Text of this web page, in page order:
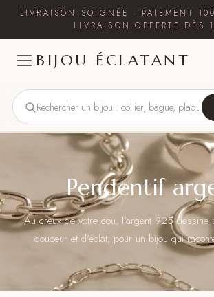
LIVRAISON SOIGNÉE · PAIEMENT
LIVRAISON OFFERTE DÈS
BIJOU ÉCLATANT
Pendentif
Au creux de votre cou, l'argent 925 dessine
douceur et d'éclat, pour un bijou qui